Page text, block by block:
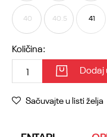
40 40.5 41
Količina:
Dodaj
Sačuvajte u listi želja